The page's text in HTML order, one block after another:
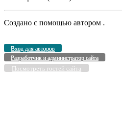
Создано с помощью автором .
Вход для авторов
Разработчик и администратор сайта
Посмотреть гостей сайта